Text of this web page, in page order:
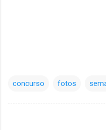
concurso fotos